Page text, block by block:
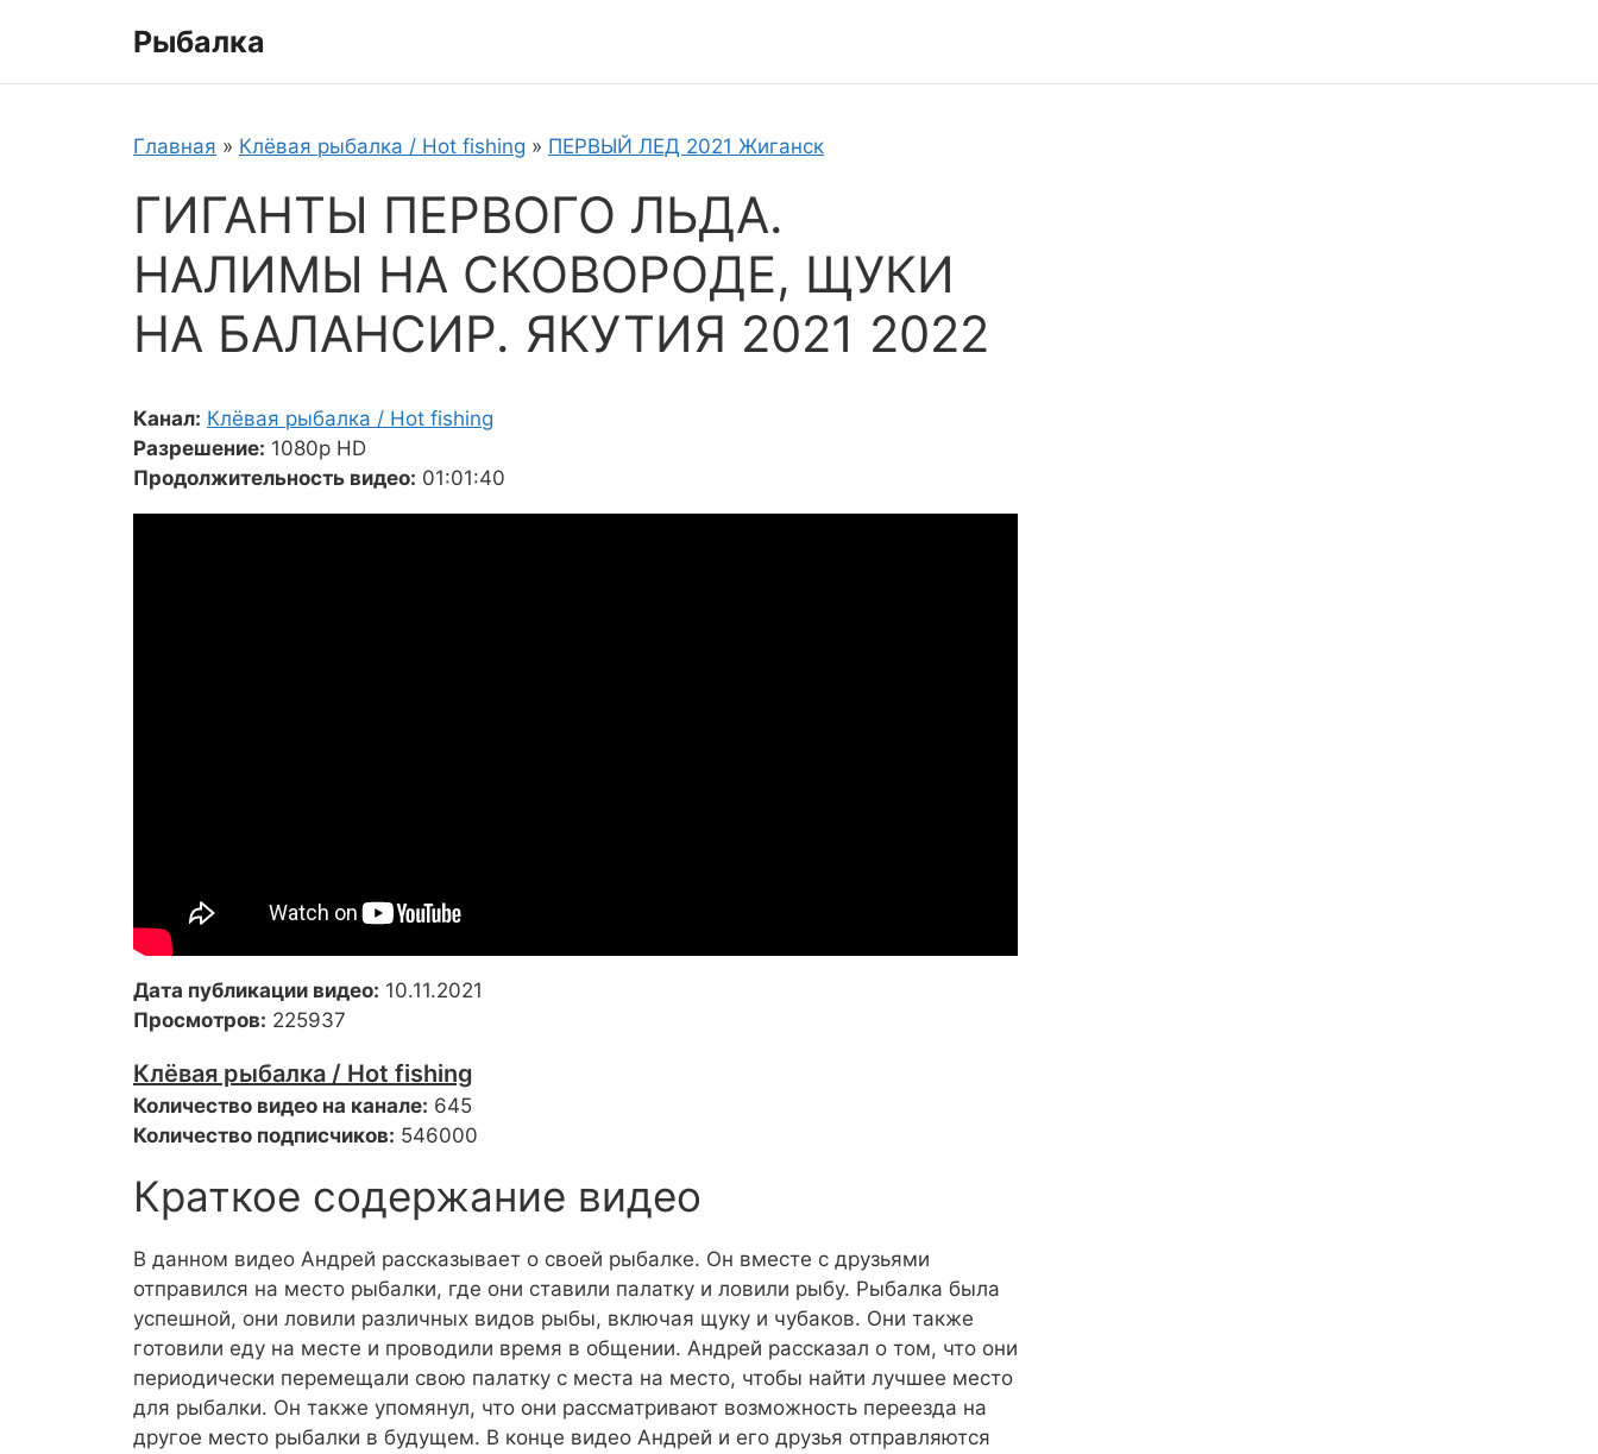
Рыбалка
Главная » Клёвая рыбалка / Hot fishing » ПЕРВЫЙ ЛЕД 2021 Жиганск
ГИГАНТЫ ПЕРВОГО ЛЬДА.
НАЛИМЫ НА СКОВОРОДЕ, ЩУКИ
НА БАЛАНСИР. ЯКУТИЯ 2021 2022
Канал: Клёвая рыбалка / Hot fishing
Разрешение: 1080p HD
Продолжительность видео: 01:01:40
Дата публикации видео: 10.11.2021
Просмотров: 225937
Клёвая рыбалка / Hot fishing
Количество видео на канале: 645
Количество подписчиков: 546000
Краткое содержание видео
В данном видео Андрей рассказывает о своей рыбалке. Он вместе с друзьями
отправился на место рыбалки, где они ставили палатку и ловили рыбу. Рыбалка была
успешной, они ловили различных видов рыбы, включая щуку и чубаков. Они также
готовили еду на месте и проводили время в общении. Андрей рассказал о том, что они
периодически перемещали свою палатку с места на место, чтобы найти лучшее место
для рыбалки. Он также упомянул, что они рассматривают возможность переезда на
другое место рыбалки в будущем. В конце видео Андрей и его друзья отправляются